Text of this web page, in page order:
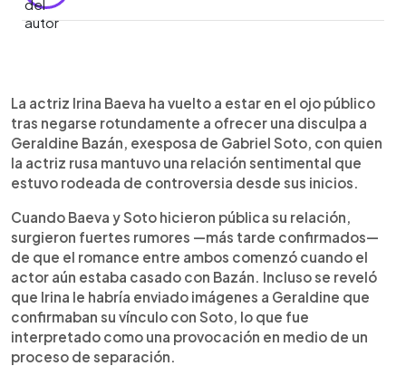
► Escuchar artículo
La actriz Irina Baeva ha vuelto a estar en el ojo público
tras negarse rotundamente a ofrecer una disculpa a
Geraldine Bazán, exesposa de Gabriel Soto, con quien
la actriz rusa mantuvo una relación sentimental que
estuvo rodeada de controversia desde sus inicios.
Cuando Baeva y Soto hicieron pública su relación,
surgieron fuertes rumores —más tarde confirmados—
de que el romance entre ambos comenzó cuando el
actor aún estaba casado con Bazán. Incluso se reveló
que Irina le habría enviado imágenes a Geraldine que
confirmaban su vínculo con Soto, lo que fue
interpretado como una provocación en medio de un
proceso de separación.